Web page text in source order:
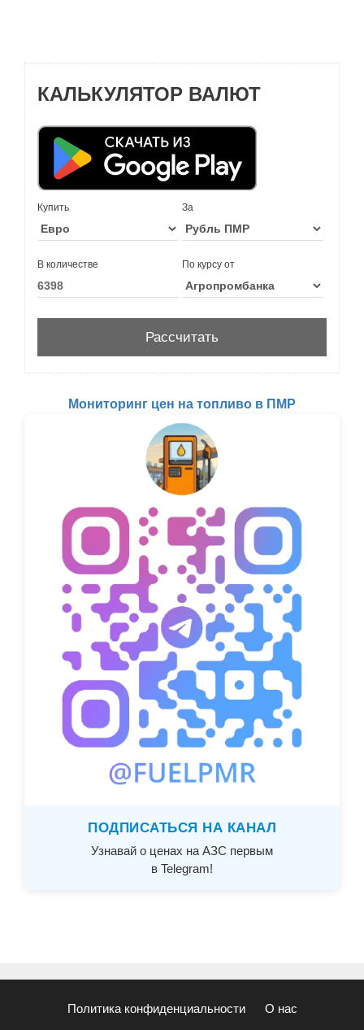
КАЛЬКУЛЯТОР ВАЛЮТ
Купить За
В количестве По курсу от
Мониторинг цен на топливо в ПМР
ПОДПИСАТЬСЯ НА КАНАЛ
Узнавай о ценах на АЗС первым
в Telegram!
Политика конфиденциальности О нас